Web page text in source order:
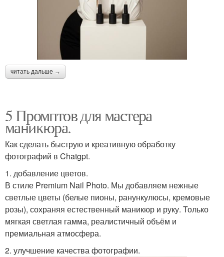
читать дальше →
5 Промптов для мастера
маникюра.
Как сделать быструю и креативную обработку
фотографий в Chatgpt.
1. добавление цветов.
В стиле Premium Nail Photo. Мы добавляем нежные
светлые цветы (белые пионы, ранункулюсы, кремовые
розы), сохраняя естественный маникюр и руку. Только
мягкая светлая гамма, реалистичный объём и
премиальная атмосфера.
2. улучшение качества фотографии.